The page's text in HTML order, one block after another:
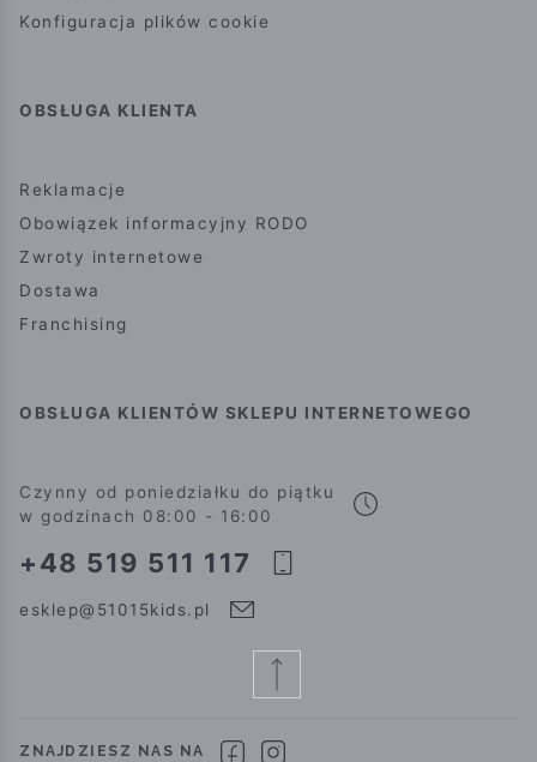
Konfiguracja plików cookie
OBSŁUGA KLIENTA
Reklamacje
Obowiązek informacyjny RODO
Zwroty internetowe
Dostawa
Franchising
OBSŁUGA KLIENTÓW SKLEPU INTERNETOWEGO
Czynny od poniedziałku do piątku
w godzinach 08:00 - 16:00
+48 519 511 117
esklep@51015kids.pl
ZNAJDZIESZ NAS NA